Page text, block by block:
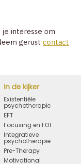
je interesse om
gerustcontact
In de kijker
Existentiële
psychotherapie
EFT
Focusing en FOT
Integratieve
psychotherapie
Pre-Therapy
Motivational
THERAPEUT